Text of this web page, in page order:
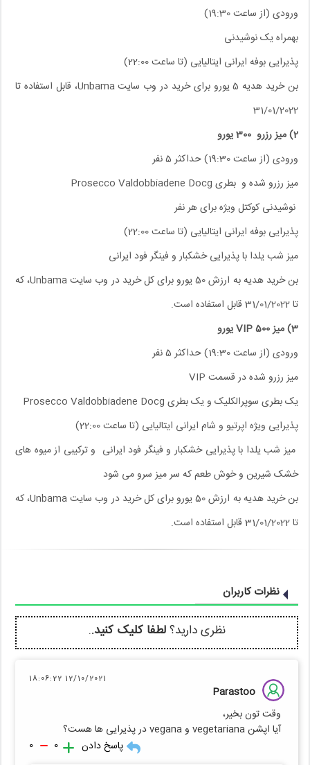
ورودی (از ساعت 19:30)
بهمراه یک نوشیدنی
پذیرایی بوفه ایرانی ایتالیایی (تا ساعت 22:00)
بن خرید هدیه 5 یورو برای خرید در وب سایت Unbama، قابل استفاده تا
31/01/2022
2) میز رزرو 300 یورو
ورودی (از ساعت 19:30) حداکثر 5 نفر
میز رزرو شده و بطری Prosecco Valdobbiadene Docg
نوشیدنی کوکتل ویژه برای هر نفر
پذیرایی بوفه ایرانی ایتالیایی (تا ساعت 22:00)
میز شب یلدا با پذیرایی خشکبار و فینگر فود ایرانی
بن خرید هدیه به ارزش 50 یورو برای کل خرید در وب سایت Unbama، که
تا 31/01/2022 قابل استفاده است.
3) میز VIP 500 یورو
ورودی (از ساعت 19:30) حداکثر 5 نفر
میز رزرو شده در قسمت VIP
یک بطری سوپرالکلیک و یک بطری Prosecco Valdobbiadene Docg
پذیرایی ویژه اپرتیو و شام ایرانی ایتالیایی (تا ساعت 22:00)
میز شب یلدا با پذیرایی خشکبار و فینگر فود ایرانی و ترکیبی از میوه های
خشک شیرین و خوش طعم که سر میز سرو می شود
بن خرید هدیه به ارزش 50 یورو برای کل خرید در وب سایت Unbama، که
تا 31/01/2022 قابل استفاده است.
نظرات کاربران
نظری دارید؟لطفا کلیک کنید..
Parastoo
12/10/2021 18:06:22
وقت تون بخیر،
آیا اپشن vegetariana و vegana در پذیرایی ها هست؟
پاسخ دادن
0
0